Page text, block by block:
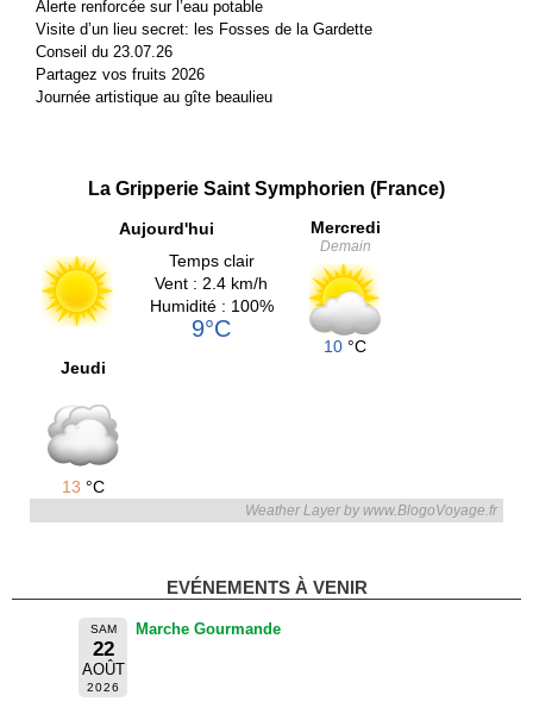
Alerte renforcée sur l’eau potable
Visite d’un lieu secret: les Fosses de la Gardette
Conseil du 23.07.26
Partagez vos fruits 2026
Journée artistique au gîte beaulieu
La Gripperie Saint Symphorien (France)
Aujourd'hui
Temps clair
Vent : 2.4 km/h
Humidité : 100%
9°C
Mercredi
Demain
10 °C
Jeudi
13 °C
Weather Layer by www.BlogoVoyage.fr
EVÉNEMENTS À VENIR
SAM
22
AOÛT
2026
Marche Gourmande